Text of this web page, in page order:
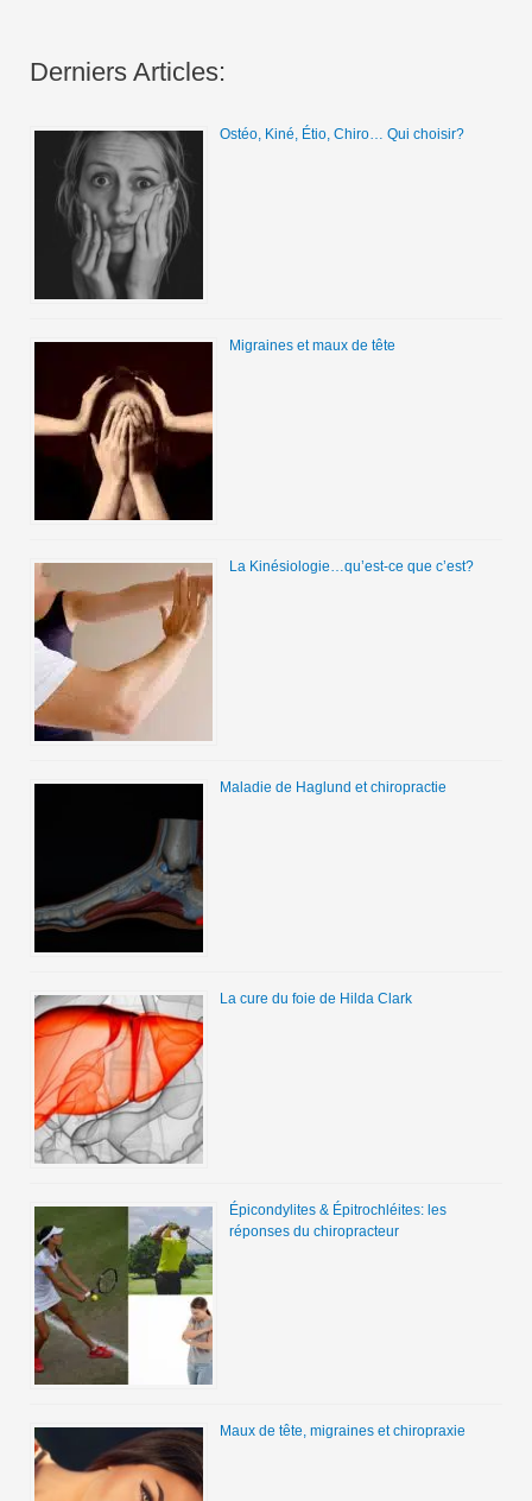
Derniers Articles:
Ostéo, Kiné, Étio, Chiro… Qui choisir?
Migraines et maux de tête
La Kinésiologie…qu’est-ce que c’est?
Maladie de Haglund et chiropractie
La cure du foie de Hilda Clark
Épicondylites & Épitrochléites: les
réponses du chiropracteur
Maux de tête, migraines et chiropraxie